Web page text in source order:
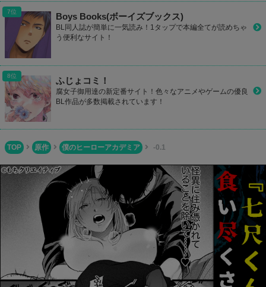
Boys Books(ボーイズブックス)
BL同人誌が簡単に一気読み！1タップで本編全てが読めちゃ
う便利なサイト！
ふじょコミ！
腐女子御用達の新定番サイト！色々なアニメやゲームの優良
BL作品が多数掲載されています！
TOP 原作 僕のヒーローアカデミア -0.1